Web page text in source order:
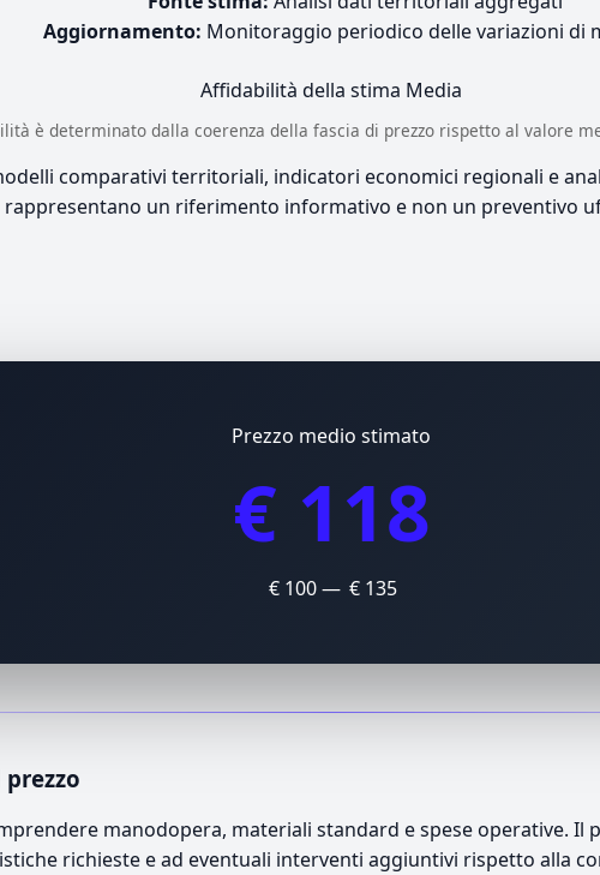
Aggiornamento: Monitoraggio periodico delle variazioni di
Affidabilità della stima Media
è determinato dalla coerenza della fascia di prezzo rispetto al valore
comparativi territoriali, indicatori economici regionali e
rappresentano un riferimento informativo e non un preventivo
Prezzo medio stimato
€ 118
€ 100 — € 135
prezzo
manodopera, materiali standard e spese operative. Il
richieste e ad eventuali interventi aggiuntivi rispetto alla